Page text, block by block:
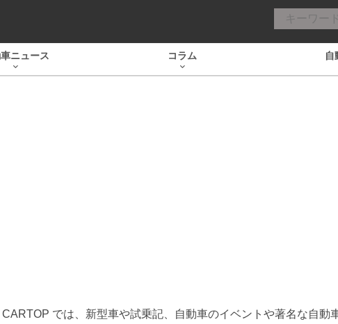
ニュース コラム 自
では、新型車や試乗記、自動車のイベントや著名な自動